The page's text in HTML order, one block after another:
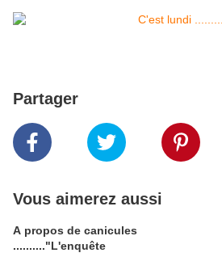
Partager
Vous aimerez aussi
A propos de canicules
.........."L'enquête